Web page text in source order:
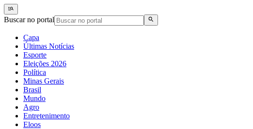
Buscar no portal
Capa
Últimas Notícias
Esporte
Eleições 2026
Política
Minas Gerais
Brasil
Mundo
Agro
Entretenimento
Eloos